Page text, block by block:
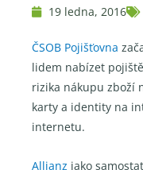
19 ledna, 2016
ČSOB Pojišťovna
lidem nabízet
rizika nákupu zboží
karty a identity na
internetu.
Allianz jako